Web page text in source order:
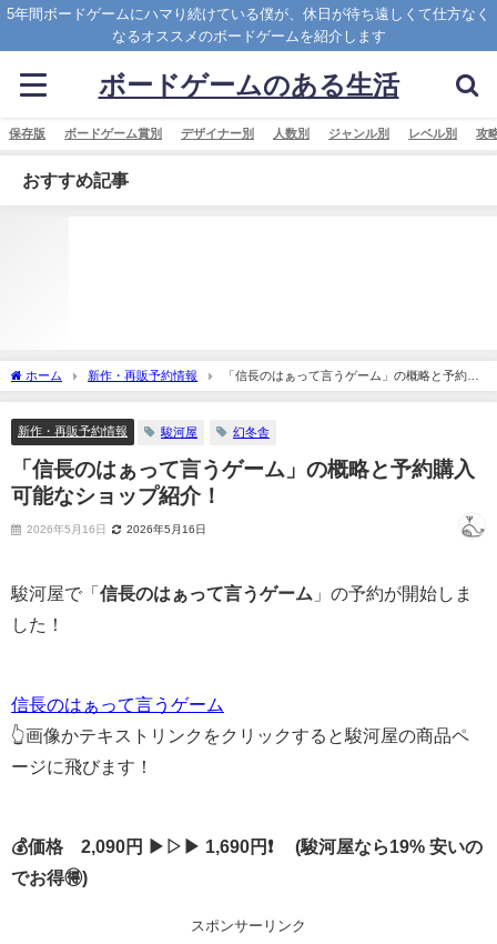
5年間ボードゲームにハマり続けている僕が、休日が待ち遠しくて仕方なく
なるオススメのボードゲームを紹介します
ボードゲームのある生活
保存版 ボードゲーム賞別 デザイナー別 人数別 ジャンル別 レベル別 攻
おすすめ記事
ホーム 新作・再販予約情報
「信長のはぁって言うゲーム」の概略と予約購
入可能なショップ紹介！
新作・再販予約情報 駿河屋 幻冬舎
「信長のはぁって言うゲーム」の概略と予約購入
可能なショップ紹介！
2026年5月16日 2026年5月16日
駿河屋で「 信長のはぁって言うゲーム 」の予約が開始しま
した！
信長のはぁって言うゲーム
👆画像かテキストリンクをクリックすると駿河屋の商品ペ
ージに飛びます！
💰価格 2,090円 ▶▷▶ 1,690円❗ (駿河屋なら19% 安いの
でお得🉐)
スポンサーリンク